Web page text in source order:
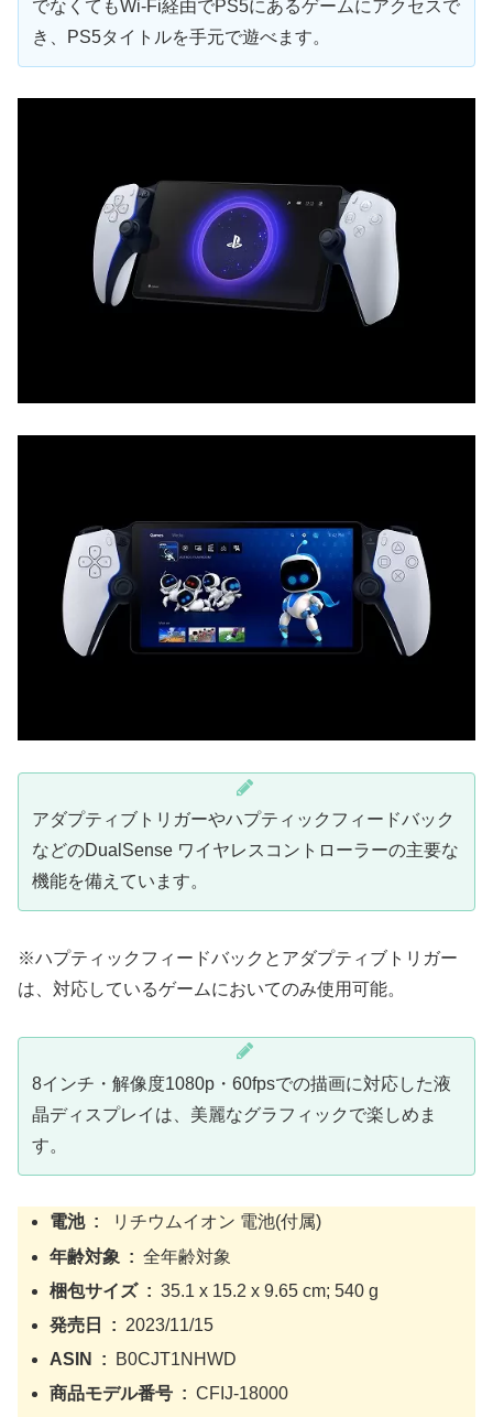
でなくてもWi-Fi経由でPS5にあるゲームにアクセスで
き、PS5タイトルを手元で遊べます。
アダプティブトリガーやハプティックフィードバック
などのDualSense ワイヤレスコントローラーの主要な
機能を備えています。
※ハプティックフィードバックとアダプティブトリガー
は、対応しているゲームにおいてのみ使用可能。
8インチ・解像度1080p・60fpsでの描画に対応した液
晶ディスプレイは、美麗なグラフィックで楽しめま
す。
電池 ‏ : ‎
リチウムイオン 電池(付属)
年齢対象 ‏ : ‎全年齢対象
梱包サイズ ‏ : ‎35.1 x 15.2 x 9.65 cm; 540 g
発売日 ‏ : ‎ 2023/11/15
ASIN ‏ : ‎
B0CJT1NHWD
商品モデル番号 ‏ : ‎CFIJ-18000